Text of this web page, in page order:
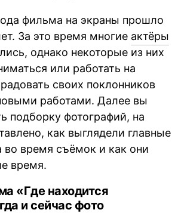
фильма на экраны прошло
За это время многие актёры
однако некоторые из них
или работать на
своих поклонников
работами. Далее вы
подборку фотографий, на
как выглядели главные
время съёмок и как они
время.
«Где находится
и сейчас фото